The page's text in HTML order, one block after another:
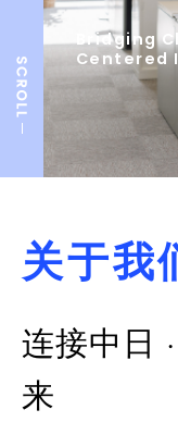
Bridging
Centered
关于我
连接中日
来